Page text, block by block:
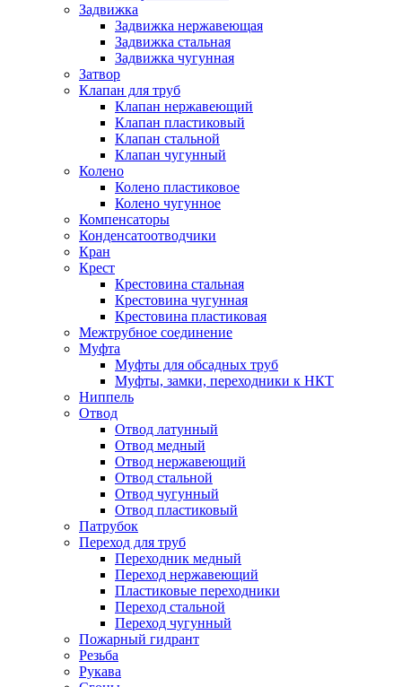
Задвижка
Задвижка нержавеющая
Задвижка стальная
Задвижка чугунная
Затвор
Клапан для труб
Клапан нержавеющий
Клапан пластиковый
Клапан стальной
Клапан чугунный
Колено
Колено пластиковое
Колено чугунное
Компенсаторы
Конденсатоотводчики
Кран
Крест
Крестовина стальная
Крестовина чугунная
Крестовина пластиковая
Межтрубное соединение
Муфта
Муфты для обсадных труб
Муфты, замки, переходники к НКТ
Ниппель
Отвод
Отвод латунный
Отвод медный
Отвод нержавеющий
Отвод стальной
Отвод чугунный
Отвод пластиковый
Патрубок
Переход для труб
Переходник медный
Переход нержавеющий
Пластиковые переходники
Переход стальной
Переход чугунный
Пожарный гидрант
Резьба
Рукава